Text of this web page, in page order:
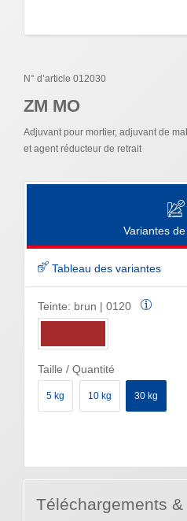
N° d’article 012030
ZM MO
Adjuvant pour mortier, adjuvant de
et agent réducteur de retrait
Variantes
Tableau des variantes
Teinte: brun | 0120
Taille / Quantité
5 kg 10 kg 30 kg
Téléchargements